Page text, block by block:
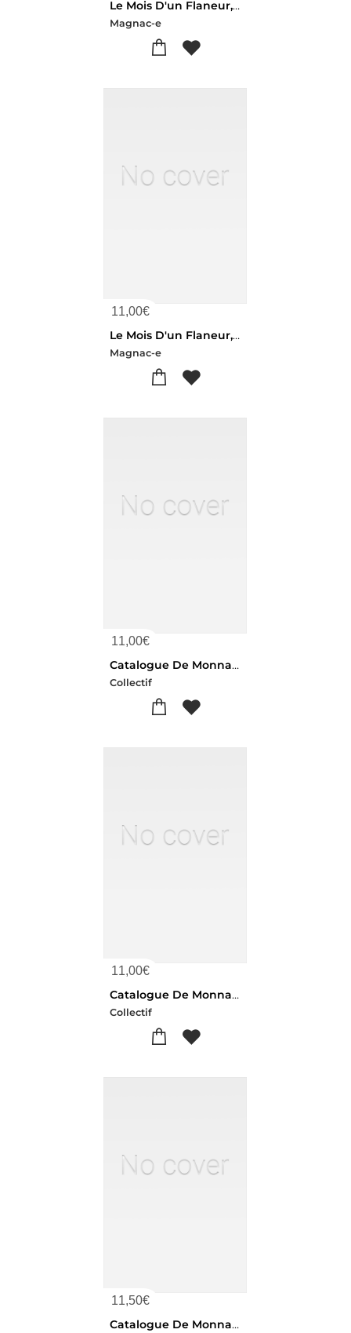
Le Mois D'un Flaneur, Septembre-octobre 1867
Magnac-e
11,00€
Le Mois D'un Flaneur, Juin 1867
Magnac-e
11,00€
Catalogue De Monnaies Francaises, Grecques Et Romaines. Vente, 2-3 Decembre 1904
Collectif
11,00€
Catalogue De Monnaies Medailles Et Jetons Francais Et Etrangers. Vente, 25-26 Juin 1902
Collectif
11,50€
Catalogue De Monnaies Grecques, Romaines, Francaises Et Etrangeres. Vente, 20-22 Juin 1911